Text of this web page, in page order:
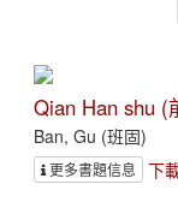
Qian Han shu (
Ban, Gu (班固)
更多書題信息 下